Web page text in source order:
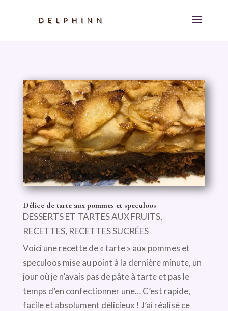
Délice de tarte aux pommes et speculoos
DESSERTS ET TARTES AUX FRUITS,
RECETTES, RECETTES SUCRÉES
Voici une recette de « tarte » aux pommes et
speculoos mise au point à la dernière minute, un
jour où je n’avais pas de pâte à tarte et pas le
temps d’en confectionner une… C’est rapide,
facile et absolument délicieux ! J’ai réalisé ce